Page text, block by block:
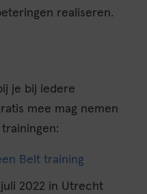
realiseren.
je bij iedere
mee mag nemen
Belt training
juli 2022 in Utrecht